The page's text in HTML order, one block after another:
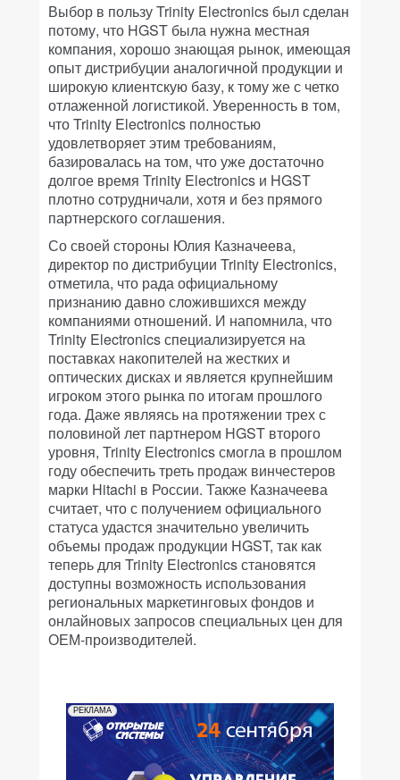
Выбор в пользу Trinity Electronics был сделан
потому, что HGST была нужна местная
компания, хорошо знающая рынок, имеющая
опыт дистрибуции аналогичной продукции и
широкую клиентскую базу, к тому же с четко
отлаженной логистикой. Уверенность в том,
что Trinity Electronics полностью
удовлетворяет этим требованиям,
базировалась на том, что уже достаточно
долгое время Trinity Electronics и HGST
плотно сотрудничали, хотя и без прямого
партнерского соглашения.
Со своей стороны Юлия Казначеева,
директор по дистрибуции Trinity Electronics,
отметила, что рада официальному
признанию давно сложившихся между
компаниями отношений. И напомнила, что
Trinity Electronics специализируется на
поставках накопителей на жестких и
оптических дисках и является крупнейшим
игроком этого рынка по итогам прошлого
года. Даже являясь на протяжении трех с
половиной лет партнером HGST второго
уровня, Trinity Electronics смогла в прошлом
году обеспечить треть продаж винчестеров
марки Hitachi в России. Также Казначеева
считает, что с получением официального
статуса удастся значительно увеличить
объемы продаж продукции HGST, так как
теперь для Trinity Electronics становятся
доступны возможность использования
региональных маркетинговых фондов и
онлайновых запросов специальных цен для
ОЕМ-производителей.
РЕКЛАМА